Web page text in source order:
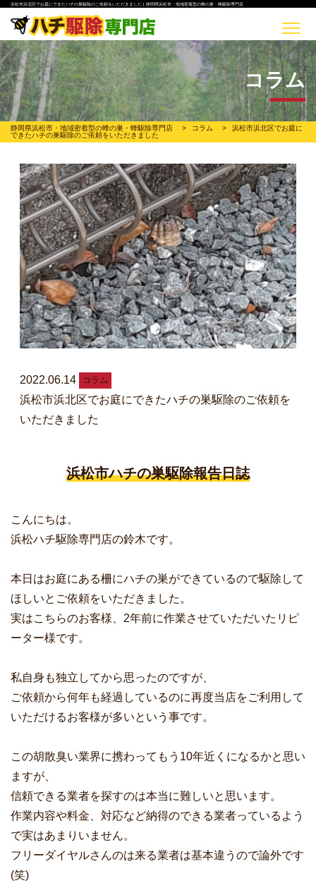
浜松市浜北区でお庭にできたハチの巣駆除のご依頼をいただきました | 静岡県浜松市・地域密着型の蜂の巣・蜂駆除専門店
コラム
静岡県浜松市・地域密着型の蜂の巣・蜂駆除専門店 > コラム >
浜松市浜北区でお庭に
できたハチの巣駆除のご依頼をいただきました
2022.06.14 コラム
浜松市浜北区でお庭にできたハチの巣駆除のご依頼を
いただきました
浜松市ハチの巣駆除報告日誌
こんにちは。
浜松ハチ駆除専門店の鈴木です。
本日はお庭にある柵にハチの巣ができているので駆除して
ほしいとご依頼をいただきました。
実はこちらのお客様、2年前に作業させていただいたリピ
ーター様です。
私自身も独立してから思ったのですが、
ご依頼から何年も経過しているのに再度当店をご利用して
いただけるお客様が多いという事です。
この胡散臭い業界に携わってもう10年近くになるかと思い
ますが、
信頼できる業者を探すのは本当に難しいと思います。
作業内容や料金、対応など納得のできる業者っているよう
で実はあまりいません。
フリーダイヤルさんのは来る業者は基本違うので論外です
(笑)